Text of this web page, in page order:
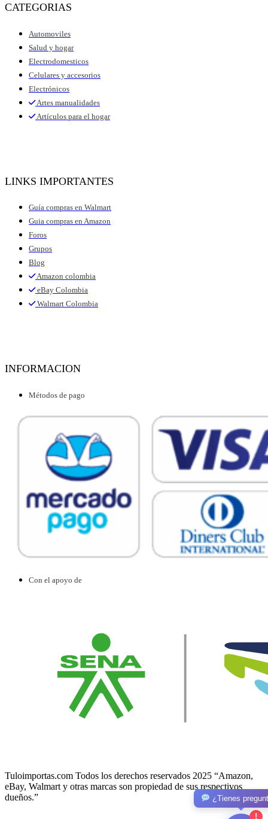
CATEGORIAS
Automoviles
Salud y hogar
Electrodomesticos
Celulares y accesorios
Electrónicos
Artes manualidades
Artículos para el hogar
LINKS IMPORTANTES
Guía compras en Walmart
Guia compras en Amazon
Foros
Grupos
Blog
Amazon colombia
eBay Colombia
Walmart Colombia
INFORMACION
Métodos de pago
Con el apoyo de
Tuloimportas.com Todos los derechos reservados 2025 “Amazon,
eBay, Walmart y otras marcas son propiedad de sus respectivos
dueños.”
!
¿Tienes